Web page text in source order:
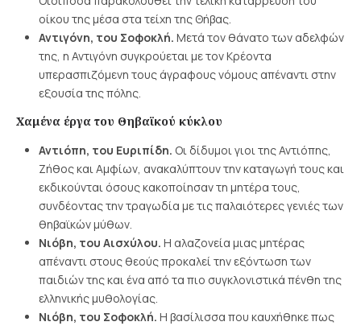
οίκου της μέσα στα τείχη της Θήβας.
Αντιγόνη, του Σοφοκλή. Μετά τον θάνατο των αδελφών
της, η Αντιγόνη συγκρούεται με τον Κρέοντα
υπερασπιζόμενη τους άγραφους νόμους απέναντι στην
εξουσία της πόλης.
Χαμένα έργα του Θηβαϊκού κύκλου
Αντιόπη, του Ευριπίδη. Οι δίδυμοι γιοι της Αντιόπης,
Ζήθος και Αμφίων, ανακαλύπτουν την καταγωγή τους και
εκδικούνται όσους κακοποίησαν τη μητέρα τους,
συνδέοντας την τραγωδία με τις παλαιότερες γενιές των
θηβαϊκών μύθων.
Νιόβη, του Αισχύλου. Η αλαζονεία μιας μητέρας
απέναντι στους θεούς προκαλεί την εξόντωση των
παιδιών της και ένα από τα πιο συγκλονιστικά πένθη της
ελληνικής μυθολογίας.
Νιόβη, του Σοφοκλή. Η βασίλισσα που καυχήθηκε πως